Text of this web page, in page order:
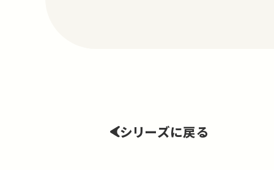
シリーズに戻る